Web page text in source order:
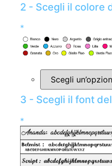
2 - Scegli il colore
*
3 - Scegli il font
*